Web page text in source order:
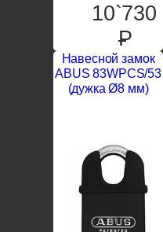
10`730
P
Навесной замок
ABUS 83WPCS/53
(дужка Ø8 мм)